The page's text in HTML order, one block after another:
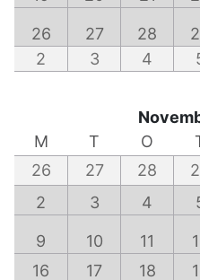
26 27 28
2
3 4
M
T O
26
27 28
2
3 4
9 10 11
16
17 18